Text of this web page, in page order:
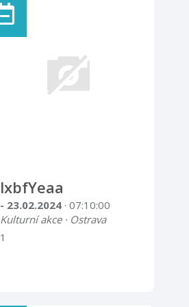
lxbfYeaa
- 23.02.2024 · 07:10:00
Kulturní akce · Ostrava
1